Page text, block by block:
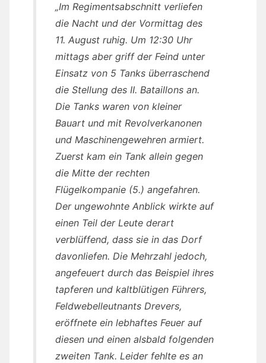
„Im Regimentsabschnitt verliefen
die Nacht und der Vormittag des
11. August ruhig. Um 12:30 Uhr
mittags aber griff der Feind unter
Einsatz von 5 Tanks überraschend
die Stellung des II. Bataillons an.
Die Tanks waren von kleiner
Bauart und mit Revolverkanonen
und Maschinengewehren armiert.
Zuerst kam ein Tank allein gegen
die Mitte der rechten
Flügelkompanie (5.) angefahren.
Der ungewohnte Anblick wirkte auf
einen Teil der Leute derart
verblüffend, dass sie in das Dorf
davonliefen. Die Mehrzahl jedoch,
angefeuert durch das Beispiel ihres
tapferen und kaltblütigen Führers,
Feldwebelleutnants Drevers,
eröffnete ein lebhaftes Feuer auf
diesen und einen alsbald folgenden
zweiten Tank. Leider fehlte es an